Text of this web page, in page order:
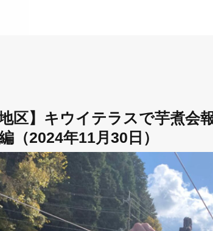
地区】キウイテラスで芋煮会
（2024年11月30日）